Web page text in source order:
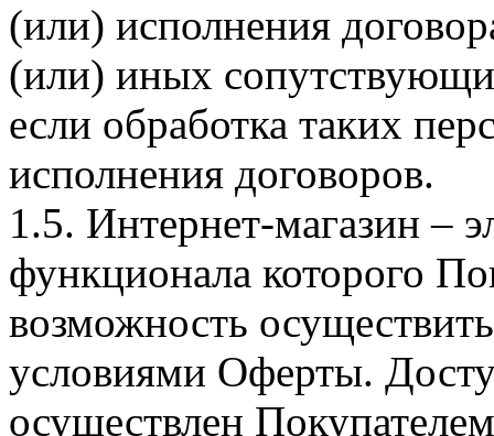
(или) исполнения
(или) иных
если обработка таких
исполнения договоров.
1.5. Интернет-магазин –
функционала которого
возможность
условиями Оферты.
осуществлен